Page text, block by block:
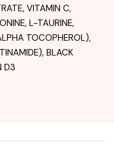
VITAMIN C,
L-TAURINE,
TOCOPHEROL),
BLACK
D3